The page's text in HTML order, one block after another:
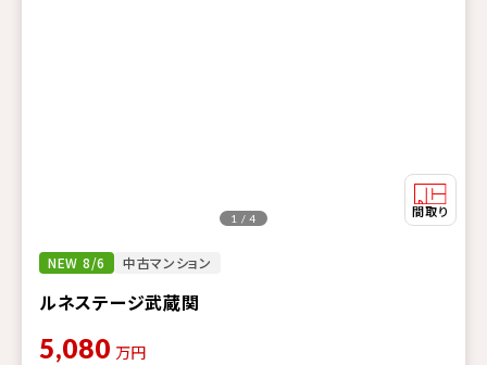
NEW 8/6 中古マンション
ルネステージ武蔵関
1 / 4
5,080 万円